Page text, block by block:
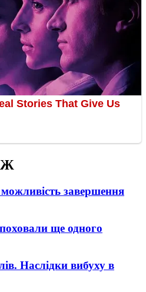
завершення
ще одного
Наслідки вибуху в